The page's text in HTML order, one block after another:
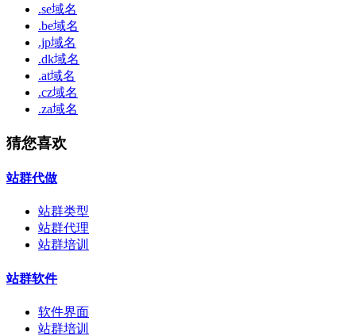
.se域名
.be域名
.jp域名
.dk域名
.at域名
.cz域名
.za域名
猜您喜欢
站群代做
站群类型
站群代理
站群培训
站群软件
软件界面
站群培训